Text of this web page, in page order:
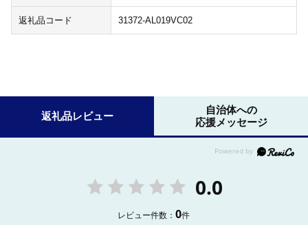
返礼品コード 31372-AL019VC02
返礼品レビュー
自治体への
応援メッセージ
0.0
レビュー件数：0件